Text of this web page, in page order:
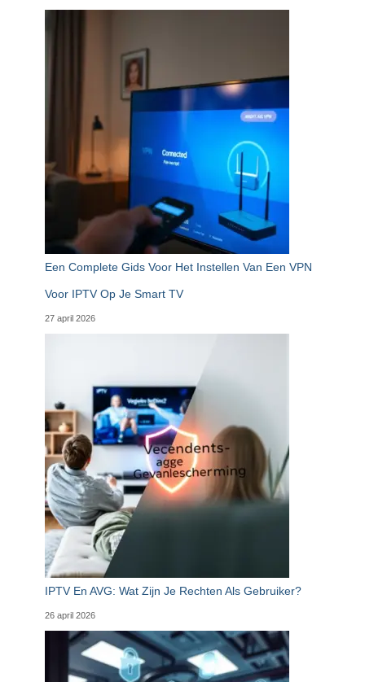
Een Complete Gids Voor Het Instellen Van Een VPN
Voor IPTV Op Je Smart TV
27 april 2026
IPTV En AVG: Wat Zijn Je Rechten Als Gebruiker?
26 april 2026